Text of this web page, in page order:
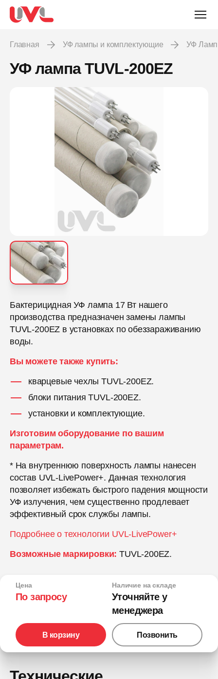
Главная УФ лампы и комплектующие УФ
УФ лампа TUVL-200EZ
Бактерицидная УФ лампа 17 Вт нашего
производства предназначен замены лампы
TUVL-200EZ в установках по обеззараживанию
воды.
Вы можете также купить:
кварцевые чехлы TUVL-200EZ.
блоки питания TUVL-200EZ.
установки и комплектующие.
Изготовим оборудование по вашим
параметрам.
* На внутреннюю поверхность лампы нанесен
состав UVL-LivePower+. Данная технология
позволяет избежать быстрого падения мощности
УФ излучения, чем существенно продлевает
эффективный срок службы лампы.
Подробнее о технологии UVL-LivePower+
Возможные маркировки: TUVL-200EZ.
Цена
По запросу
Наличие на складе
Уточняйте у
менеджера
В корзину Позвонить